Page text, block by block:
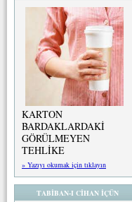
KARTON
BARDAKLARDAKİ
GÖRÜLMEYEN
TEHLİKE
» Yazıyı okumak için tıklayın
TABİBAN-I CİHAN İÇÜN